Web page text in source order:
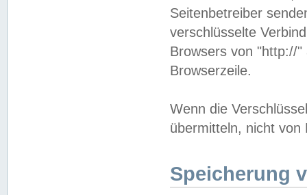
Seitenbetreiber
verschlüsselte
Browsers von "http://
Browserzeile.
Wenn die
übermitteln, nicht von
Speicherung